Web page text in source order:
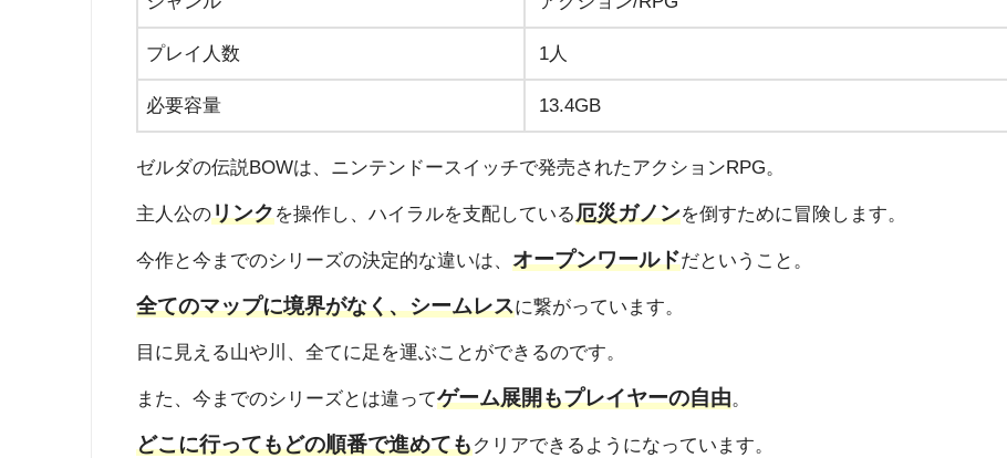
プレイ人数 1人
必要容量 13.4GB
ゼルダの伝説BOWは、ニンテンドースイッチで発売されたアクションRPG。
主人公のリンクを操作し、ハイラルを支配している厄災ガノンを倒すために冒険します。
今作と今までのシリーズの決定的な違いは、 オープンワールドだということ。
全てのマップに境界がなく、シームレスに繋がっています。
目に見える山や川、全てに足を運ぶことができるのです。
また、今までのシリーズとは違ってゲーム展開もプレイヤーの自由。
どこに行ってもどの順番で進めてもクリアできるようになっています。